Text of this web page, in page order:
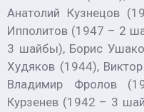
Анатолий Кузнецов
Ипполитов (1947 – 2
3 шайбы), Борис
Худяков (1944),
Владимир Фролов
Курзенев (1942 – 3